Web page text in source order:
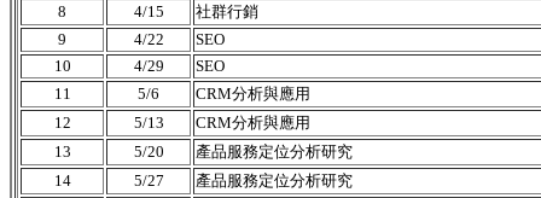
8
4/15
社群行銷
9
4/22
SEO
10
4/29
SEO
11
5/6
CRM分析與應用
12
5/13
CRM分析與應用
13
5/20
產品服務定位分析研究
14
5/27
產品服務定位分析研究